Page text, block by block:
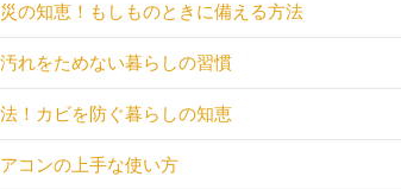
の知恵！もしものときに備える方法
れをためない暮らしの習慣
！カビを防ぐ暮らしの知恵
コンの上手な使い方